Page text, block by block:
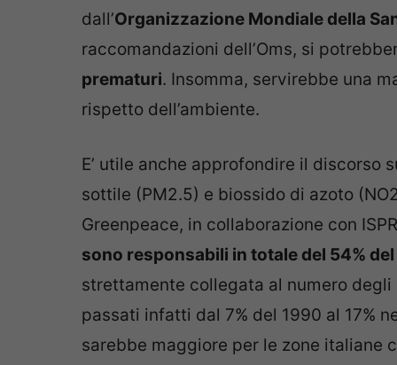
dall’Organizzazione Mondiale della
raccomandazioni dell’Oms, si
prematuri. Insomma, servirebbe una
rispetto dell’ambiente.
E’ utile anche approfondire il discorso
sottile (PM2.5) e biossido di azoto
Greenpeace, in collaborazione con
sono responsabili in totale del 54%
strettamente collegata al numero
passati infatti dal 7% del 1990 al 17%
sarebbe maggiore per le zone italiane